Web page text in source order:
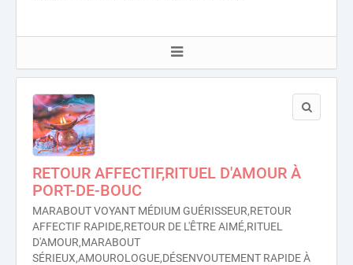
RETOUR AFFECTIF,RITUEL D'AMOUR À
PORT-DE-BOUC
MARABOUT VOYANT MÉDIUM GUÉRISSEUR,RETOUR
AFFECTIF RAPIDE,RETOUR DE L'ÊTRE AIMÉ,RITUEL
D'AMOUR,MARABOUT
SÉRIEUX,AMOUROLOGUE,DÉSENVOUTEMENT RAPIDE À